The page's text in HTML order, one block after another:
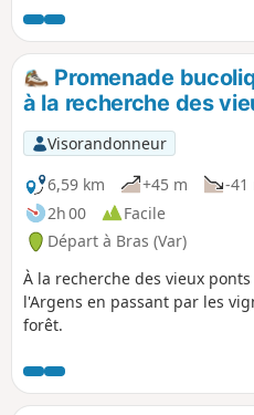
éboulement, il faut la
Le tracé ainsi que le descriptif
compte de cette interdiction.
interdit aux chiens.
Promenade
à la recherche des
Visorandonneur
6,59 km
+45 m
-41
2h 00
Facile
Départ à Bras (Var)
À la recherche des vieux
l'Argens en passant par les
forêt.